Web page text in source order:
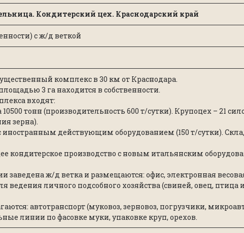
Кондитерский цех. Краснодарский край
с ж/д веткой
комплекс в 30 км от Краснодара.
3 га находится в собственности.
входят:
10500 тонн (производительность 600 т/сутки). Крупоцех – 21
зерна).
действующим оборудованием (150 т/сутки).
кондитерское производство с новым итальянским
заведена ж/д ветка и размещаются: офис, электронная
ведения личного подсобного хозяйства (свиней, овец, птица
автотранспорт (муковоз, зерновоз, погрузчики,
линии по фасовке муки, упаковке круп, орехов.